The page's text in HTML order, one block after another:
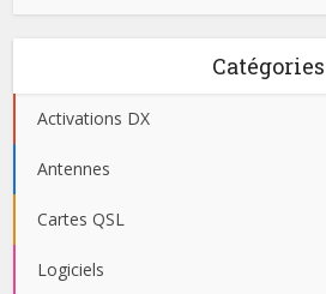
Catégories
Activations DX
Antennes
Cartes QSL
Logiciels